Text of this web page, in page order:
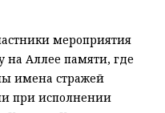
мероприятия
на Аллее памяти, где
имена стражей
при исполнении